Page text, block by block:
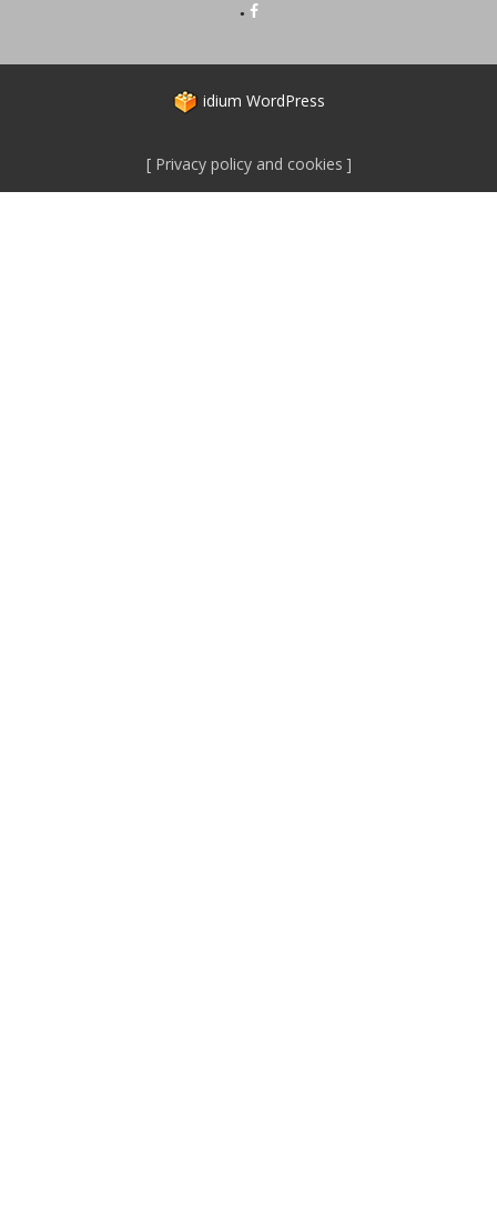
idium WordPress
Privacy policy and cookies